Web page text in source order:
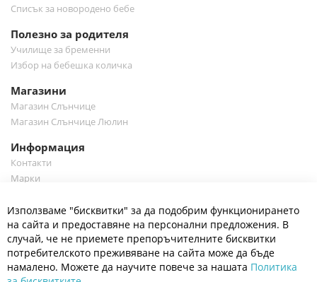
Списък за новородено бебе
Полезно за родителя
Училище за бременни
Избор на бебешка количка
Магазини
Магазин Слънчице
Магазин Слънчице Люлин
Информация
Контакти
Марки
Полезно
Общи условия
Политика за поверителност
Платформа за OPC
Използваме "бисквитки" за да подобрим функционирането
на сайта и предоставяне на персонални предложения. В
случай, че не приемете препоръчителните бисквитки
потребителското преживяване на сайта може да бъде
намалено. Можете да научите повече за нашата Политика